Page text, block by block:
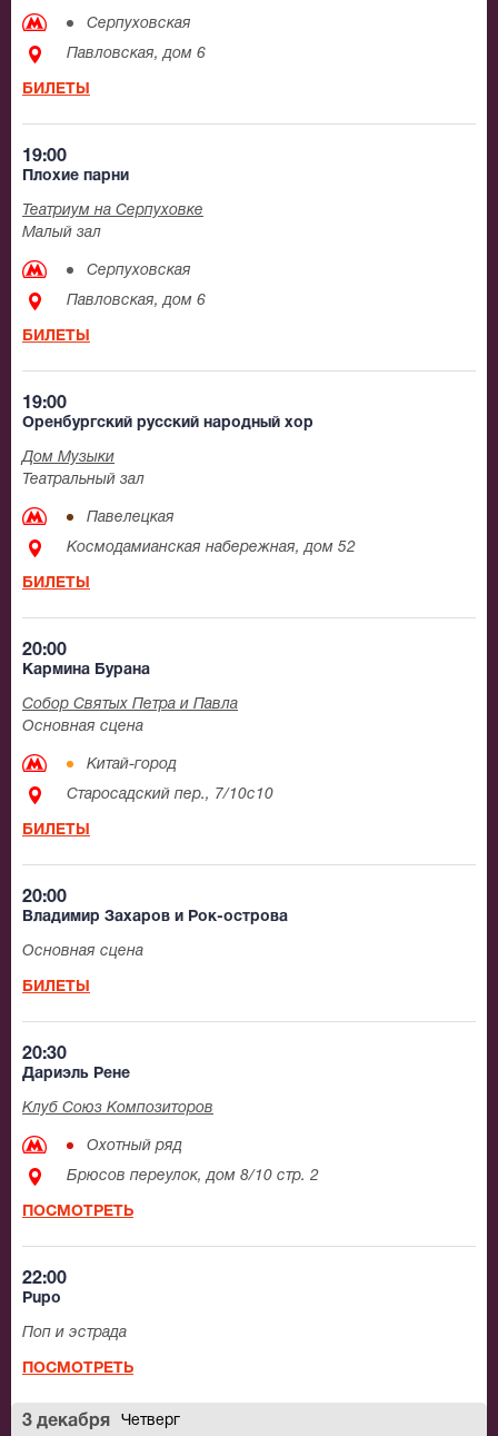
Серпуховская
Павловская, дом 6
БИЛЕТЫ
19:00
Плохие парни
Театриум на Серпуховке
Малый зал
Серпуховская
Павловская, дом 6
БИЛЕТЫ
19:00
Оренбургский русский народный хор
Дом Музыки
Театральный зал
Павелецкая
Космодамианская набережная, дом 52
БИЛЕТЫ
20:00
Кармина Бурана
Собор Святых Петра и Павла
Основная сцена
Китай-город
Старосадский пер., 7/10с10
БИЛЕТЫ
20:00
Владимир Захаров и Рок-острова
Основная сцена
БИЛЕТЫ
20:30
Дариэль Рене
Клуб Союз Композиторов
Охотный ряд
Брюсов переулок, дом 8/10 стр. 2
ПОСМОТРЕТЬ
22:00
Pupo
Поп и эстрада
ПОСМОТРЕТЬ
3 декабря Четверг